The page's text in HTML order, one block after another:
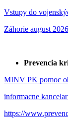
Vstupy do
Záhorie august
Prevencia
MINV PK pomoc
informacne
https://